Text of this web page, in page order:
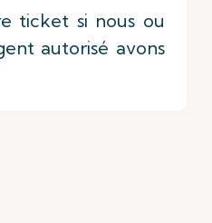
ticket si nous ou
autorisé avons